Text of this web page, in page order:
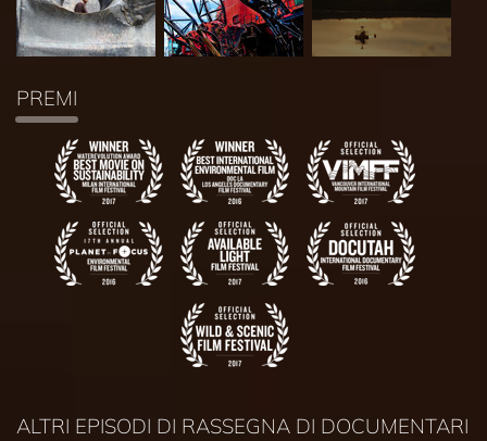
PREMI
ALTRI EPISODI DI RASSEGNA DI DOCUMENTARI